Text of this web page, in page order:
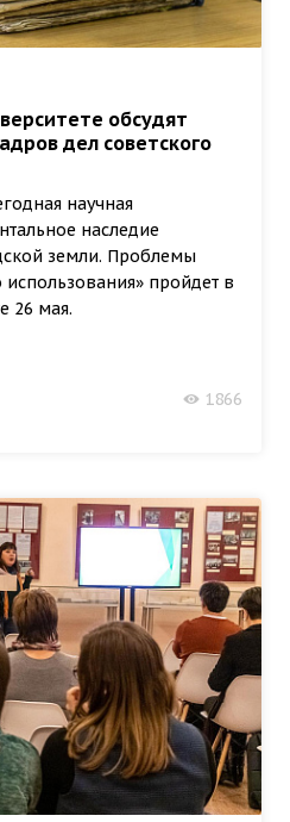
обсудят
дел советского
научная
наследие
земли. Проблемы
пройдет в
26 мая.
1866